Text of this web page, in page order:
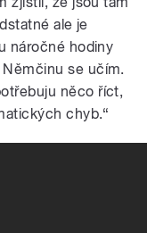
ale je
náročné hodiny
se učím.
něco říct,
chyb.“